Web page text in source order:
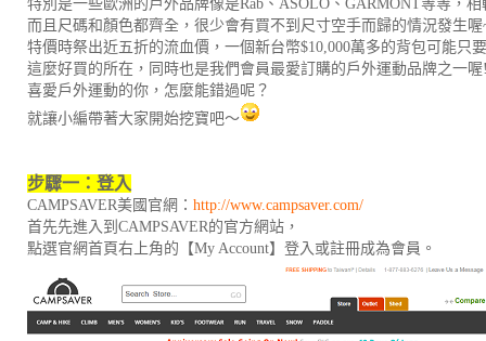
特別是一些歐洲的戶外品牌像是Rab、ASOLO、GARMONT等等，
而且尺碼和顏色都齊全，很少會有買不到尺寸空手而歸的情況發生喔
特價時祭出近五折的流血價，一個新台幣$10,000萬多的背包可能只
這麼好買的所在，同時也是我們會員最愛訂購的戶外運動品牌之一
喜愛戶外運動的你，怎麼能錯過呢？
就讓小編帶著大家開始挖寶吧～
步驟一：登入
CAMPSAVER美國官網： http://www.campsaver.com/
首先先進入到CAMPSAVER的官方網站，
點選官網首頁右上角的【My Account】登入或註冊成為會員。